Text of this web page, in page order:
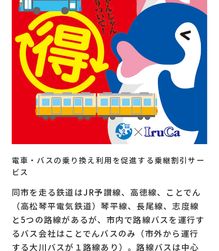
電車・バスの乗り換え利用を促進する乗継割引サー
ビス
同市を走る鉄道はJR予讃線、高徳線、ことでん
（高松琴平電気鉄道）琴平線、長尾線、志度線
と5つの路線があるが、市内で路線バスを運行す
るバス会社はことでんバスのみ（市外から運行
する大川バスが１路線あり）。路線バスは中心